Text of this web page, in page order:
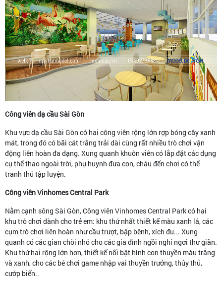
Công viên dạ cầu Sài Gòn
Khu vực dạ cầu Sài Gòn có hai công viên rộng lớn rợp bóng cây xanh
mát, trong đó có bãi cát trắng trải dài cùng rất nhiều trò chơi vận
động liên hoàn đa dạng. Xung quanh khuôn viên có lắp đặt các dụng
cụ thể thao ngoài trời, phụ huynh đưa con, cháu đến chơi có thể
tranh thủ tập luyện.
Công viên Vinhomes Central Park
Nằm cạnh sông Sài Gòn, Công viên Vinhomes Central Park có hai
khu trò chơi dành cho trẻ em: khu thứ nhất thiết kế màu xanh lá, các
cụm trò chơi liên hoàn như cầu trượt, bập bênh, xích đu... Xung
quanh có các gian chòi nhỏ cho các gia đình ngồi nghỉ ngơi thư giãn.
Khu thứ hai rộng lớn hơn, thiết kế nổi bật hình con thuyền màu trắng
và xanh, cho các bé chơi game nhập vai thuyền trưởng, thủy thủ,
cướp biển..